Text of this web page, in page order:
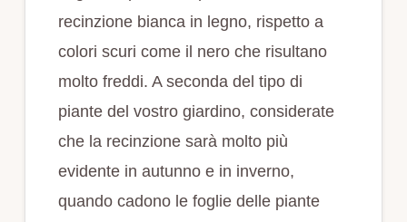
recinzione bianca in legno, rispetto a
colori scuri come il nero che risultano
molto freddi. A seconda del tipo di
piante del vostro giardino, considerate
che la recinzione sarà molto più
evidente in autunno e in inverno,
quando cadono le foglie delle piante